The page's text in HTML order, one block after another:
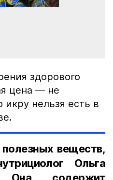
здорового
цена — не
икру нельзя есть в
веществ,
Ольга